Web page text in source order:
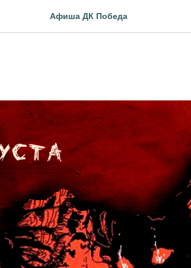
Афиша ДК Победа